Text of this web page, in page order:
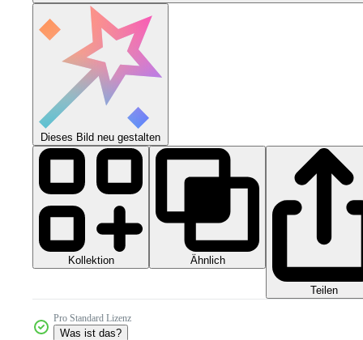
Dieses Bild neu gestalten
Kollektion Ähnlich
Teilen
Pro Standard Lizenz
Was ist das?